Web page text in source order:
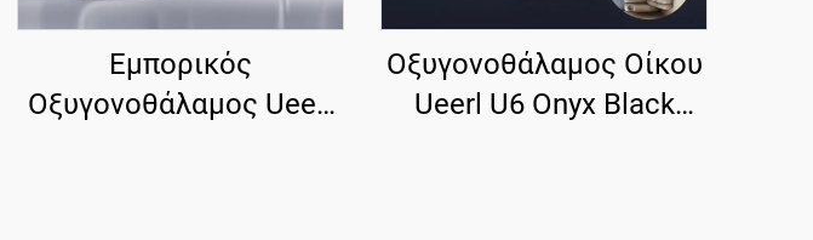
Εμπορικός
Οξυγονοθάλαμος Ueerl
Οξυγονοθάλαμος Οίκου
Ueerl U6 Onyx Black